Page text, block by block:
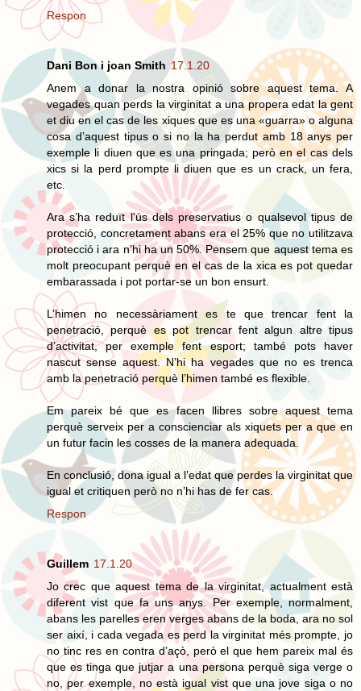
Respon
Dani Bon i joan Smith 17.1.20
Anem a donar la nostra opinió sobre aquest tema. A
vegades quan perds la virginitat a una propera edat la gent
et diu en el cas de les xiques que es una «guarra» o alguna
cosa d’aquest tipus o si no la ha perdut amb 18 anys per
exemple li diuen que es una pringada; però en el cas dels
xics si la perd prompte li diuen que es un crack, un fera,
etc.
Ara s’ha reduït l'ús dels preservatius o qualsevol tipus de
protecció, concretament abans era el 25% que no utilitzava
protecció i ara n’hi ha un 50%. Pensem que aquest tema es
molt preocupant perquè en el cas de la xica es pot quedar
embarassada i pot portar-se un bon ensurt.
L’himen no necessàriament es te que trencar fent la
penetració, perquè es pot trencar fent algun altre tipus
d’activitat, per exemple fent esport; també pots haver
nascut sense aquest. N’hi ha vegades que no es trenca
amb la penetració perquè l’himen també es flexible.
Em pareix bé que es facen llibres sobre aquest tema
perquè serveix per a conscienciar als xiquets per a que en
un futur facin les cosses de la manera adequada.
En conclusió, dona igual a l’edat que perdes la virginitat que
igual et critiquen però no n’hi has de fer cas.
Respon
Guillem 17.1.20
Jo crec que aquest tema de la virginitat, actualment està
diferent vist que fa uns anys. Per exemple, normalment,
abans les parelles eren verges abans de la boda, ara no sol
ser així, i cada vegada es perd la virginitat més prompte, jo
no tinc res en contra d’açò, però el que hem pareix mal és
que es tinga que jutjar a una persona perquè siga verge o
no, per exemple, no està igual vist que una jove siga o no